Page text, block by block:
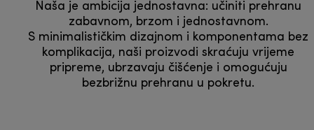
Naša je ambicija jednostavna: učiniti prehranu
zabavnom, brzom i jednostavnom.
S minimalističkim dizajnom i komponentama bez
komplikacija, naši proizvodi skraćuju vrijeme
pripreme, ubrzavaju čišćenje i omogućuju
bezbrižnu prehranu u pokretu.